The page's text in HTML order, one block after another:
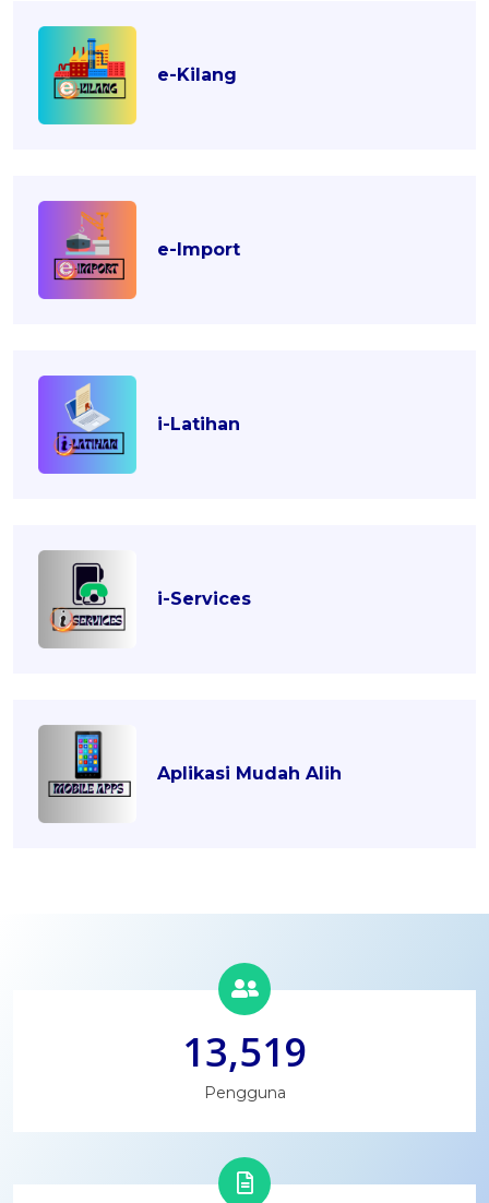
e-Kilang
e-Import
i-Latihan
i-Services
Aplikasi Mudah Alih
13,519
Pengguna